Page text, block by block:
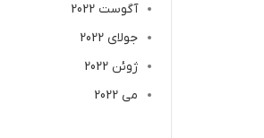
آگوست 2022
جولای 2022
ژوئن 2022
می 2022